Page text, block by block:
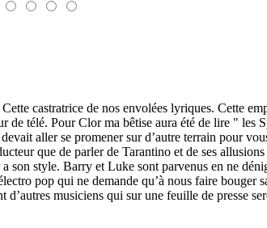
castratrice de nos envolées lyriques. Cette
de télé. Pour Clor ma bêtise aura été de lire "
aller se promener sur d’autre terrain pour
que de parler de Tarantino et de ses
son style. Barry et Luke sont parvenus en ne
pop qui ne demande qu’à nous faire
musiciens qui sur une feuille de presse